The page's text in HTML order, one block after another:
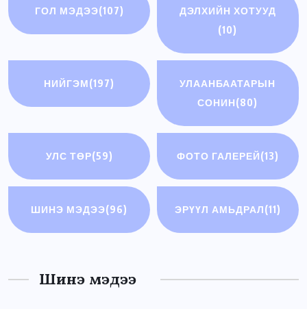
ГОЛ МЭДЭЭ(107)
ДЭЛХИЙН ХОТУУД
(10)
НИЙГЭМ(197)
УЛААНБААТАРЫН
СОНИН(80)
УЛС ТӨР(59) ФОТО ГАЛЕРЕЙ(13)
ШИНЭ МЭДЭЭ(96) ЭРҮҮЛ АМЬДРАЛ(11)
Шинэ мэдээ